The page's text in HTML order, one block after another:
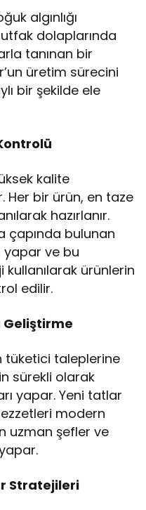
algınlığı
dolaplarında
tanınan bir
üretim sürecini
bir şekilde ele
kalite
Her bir ürün, en taze
hazırlanır.
çapında bulunan
ve bu
ürünlerin
edilir.
Geliştirme
tüketici taleplerine
sürekli olarak
yapar. Yeni tatlar
modern
uzman şefler ve
Stratejileri